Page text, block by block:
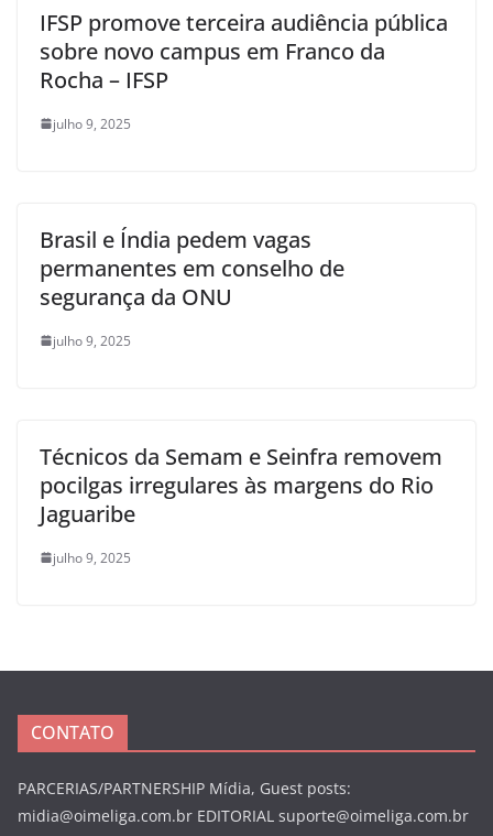
IFSP promove terceira audiência pública
sobre novo campus em Franco da
Rocha – IFSP
julho 9, 2025
Brasil e Índia pedem vagas
permanentes em conselho de
segurança da ONU
julho 9, 2025
Técnicos da Semam e Seinfra removem
pocilgas irregulares às margens do Rio
Jaguaribe
julho 9, 2025
CONTATO
PARCERIAS/PARTNERSHIP Mídia, Guest posts:
midia@oimeliga.com.br EDITORIAL suporte@oimeliga.com.br